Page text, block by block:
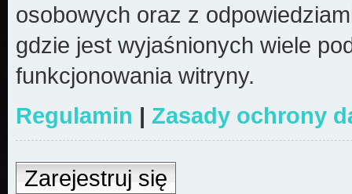
osobowych oraz z
gdzie jest wyjaśnionych wiele
funkcjonowania witryny.
Regulamin | Zasady ochrony
Zarejestruj się